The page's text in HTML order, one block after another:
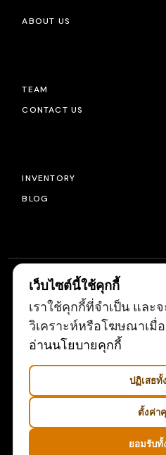
ABOUT US
TEAM
CONTACT US
INVENTORY
BLOG
© 2022LIGHTSOURCE, ALL
เว็บไซต์นี้ใช้คุกกี้
เราใช้คุกกี้ที่จำเป็น และ
วิเคราะห์หรือโฆษณาเมื่
อ่านนโยบายคุกกี้
ปฏิเสธทั้
ตั้งค่า
ยอมรับทั้